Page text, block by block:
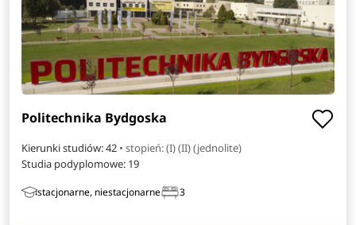
Politechnika Bydgoska
Kierunki studiów: 42 • stopień: (I) (II) (jednolite)
Studia podyplomowe: 19
stacjonarne, niestacjonarne 3